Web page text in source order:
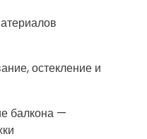
остекление и
балкона —